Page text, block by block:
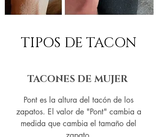
TIPOS DE TACON
TACONES DE MUJER
Pont es la altura del tacón de los
zapatos. El valor de "Pont" cambia a
medida que cambia el tamaño del